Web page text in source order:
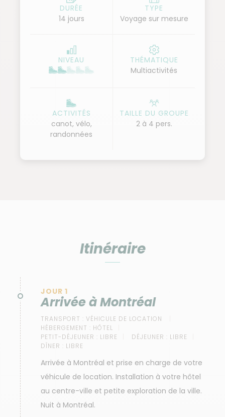
Gorges, immergez vous et ressourcez vous au
contact de cette faune et flore si riche, vivez le
DURÉE
14 jours
TYPE
Voyage sur mesure
NIVEAU
THÉMATIQUE
Multiactivités
ACTIVITÉS
canot, vélo,
randonnées
TAILLE DU GROUPE
2 à 4 pers.
Itinéraire
JOUR 1
Arrivée à Montréal
TRANSPORT : VÉHICULE DE LOCATION
HÉBERGEMENT : HÔTEL
PETIT-DÉJEUNER : LIBRE DÉJEUNER : LIBRE
DÎNER : LIBRE
Arrivée à Montréal et prise en charge de votre
véhicule de location. Installation à votre hôtel
au centre-ville et petite exploration de la ville.
Nuit à Montréal.